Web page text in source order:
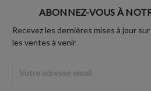
ABONNEZ-VOUS À
Recevez les dernières mises à jour
les ventes à venir
Email